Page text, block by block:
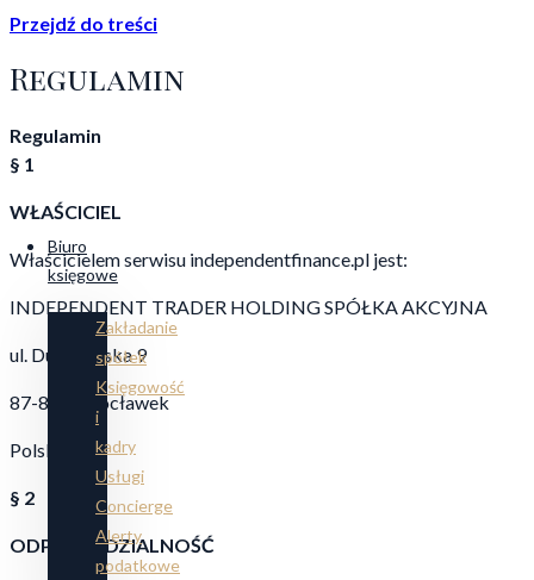
Przejdź do treści
Biuro
księgowe
Zakładanie
spółek
Księgowość
i
kadry
Usługi
Concierge
Alerty
podatkowe
Regulamin
Regulamin
§ 1
WŁAŚCICIEL
Właścicielem serwisu independentfinance.pl jest:
INDEPENDENT TRADER HOLDING SPÓŁKA AKCYJNA
ul. Duninowska 9
87-800 Włocławek
Polska
§ 2
ODPOWIEDZIALNOŚĆ